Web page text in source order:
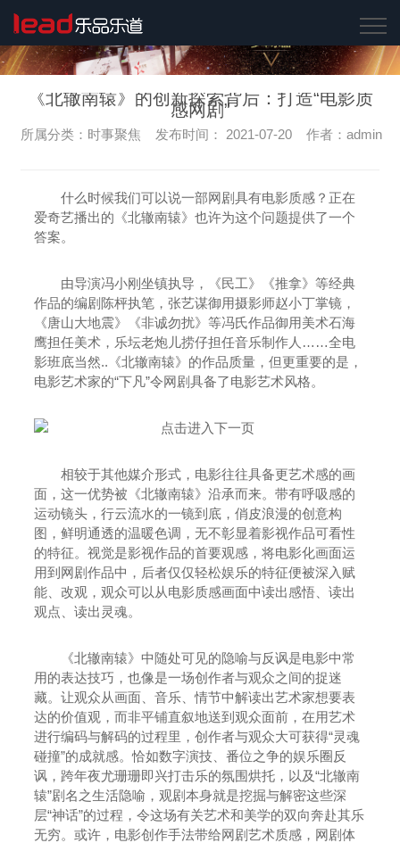
《北辙南辕》的创新探索背后：打造“电影质
感网剧”
所属分类：时事聚焦 发布时间： 2021-07-20 作者：admin
什么时候我们可以说一部网剧具有电影质感？正在
爱奇艺播出的《北辙南辕》也许为这个问题提供了一个
答案。
由导演冯小刚坐镇执导，《民工》《推拿》等经典
作品的编剧陈枰执笔，张艺谋御用摄影师赵小丁掌镜，
《唐山大地震》《非诚勿扰》等冯氏作品御用美术石海
鹰担任美术，乐坛老炮儿捞仔担任音乐制作人……全电
影班底当然..《北辙南辕》的作品质量，但更重要的是，
电影艺术家的“下凡”令网剧具备了电影艺术风格。
相较于其他媒介形式，电影往往具备更艺术感的画
面，这一优势被《北辙南辕》沿承而来。带有呼吸感的
运动镜头，行云流水的一镜到底，俏皮浪漫的创意构
图，鲜明通透的温暖色调，无不彰显着影视作品可看性
的特征。视觉是影视作品的首要观感，将电影化画面运
用到网剧作品中，后者仅仅轻松娱乐的特征便被深入赋
能、改观，观众可以从电影质感画面中读出感悟、读出
观点、读出灵魂。
《北辙南辕》中随处可见的隐喻与反讽是电影中常
用的表达技巧，也像是一场创作者与观众之间的捉迷
藏。让观众从画面、音乐、情节中解读出艺术家想要表
达的价值观，而非平铺直叙地送到观众面前，在用艺术
进行编码与解码的过程里，创作者与观众大可获得“灵魂
碰撞”的成就感。恰如数字演技、番位之争的娱乐圈反
讽，跨年夜尤珊珊即兴打击乐的氛围烘托，以及“北辙南
辕”剧名之生活隐喻，观剧本身就是挖掘与解密这些深
层“神话”的过程，令这场有关艺术和美学的双向奔赴其乐
无穷。或许，电影创作手法带给网剧艺术质感，网剧体